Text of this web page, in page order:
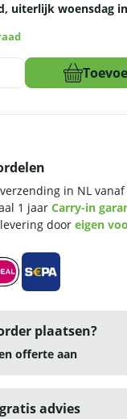
uiterlijk woensdag
verzending in NL
1 jaar Carry-in
door eigen
plaatsen?
offerte aan
advies